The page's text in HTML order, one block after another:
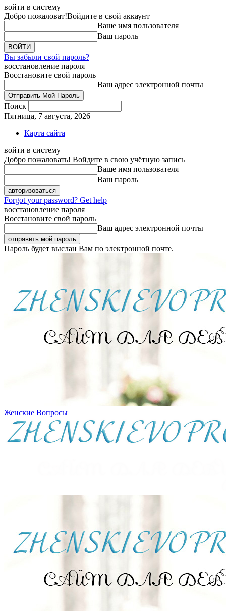
войти в систему
Добро пожаловат!Войдите в свой аккаунт
Ваше имя пользователя
Ваш пароль
Вы забыли свой пароль?
восстановление пароля
Восстановите свой пароль
Ваш адрес электронной почты
Поиск
Пятница, 7 августа, 2026
Карта сайта
войти в систему
Добро пожаловать! Войдите в свою учётную запись
Ваше имя пользователя
Ваш пароль
Forgot your password? Get help
восстановление пароля
Восстановите свой пароль
Ваш адрес электронной почты
Пароль будет выслан Вам по электронной почте.
Женские Вопросы